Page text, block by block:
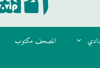
المصحف مكتوب